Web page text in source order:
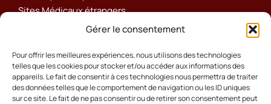
Gérer le consentement
Pour offrir les meilleures expériences, nous utilisons des technologies
telles que les cookies pour stocker et/ou accéder aux informations des
appareils. Le fait de consentir à ces technologies nous permettra de traiter
des données telles que le comportement de navigation ou les ID uniques
sur ce site. Le fait de ne pas consentir ou de retirer son consentement peut
Sites Médicaux étrangers
Ordre national des médecins français
Politique de cookies (UE)